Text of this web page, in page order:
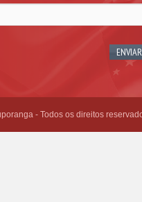
- Todos os direitos